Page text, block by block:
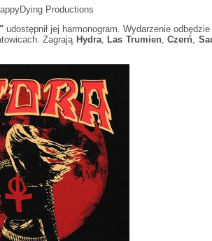
Productions
udostępnił jej harmonogram. Wydarzenie odbędzie
Zagrają Hydra, Las Trumien,Czerń